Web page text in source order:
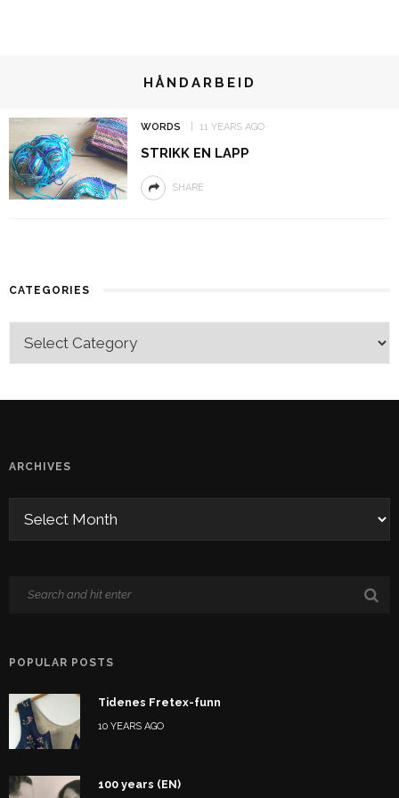
HÅNDARBEID
WORDS 11 YEARS AGO
STRIKK EN LAPP
SHARE
CATEGORIES
ARCHIVES
POPULAR POSTS
Tidenes Fretex-funn
10 YEARS AGO
100 years (EN)